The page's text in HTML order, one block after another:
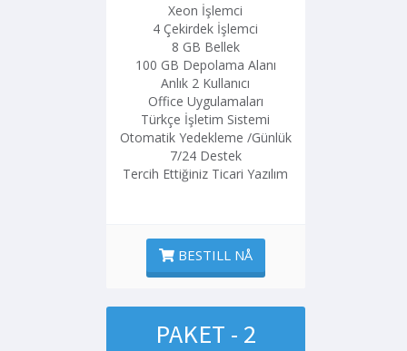
Xeon İşlemci
4 Çekirdek İşlemci
8 GB Bellek
100 GB Depolama Alanı
Anlık 2 Kullanıcı
Office Uygulamaları
Türkçe İşletim Sistemi
Otomatik Yedekleme /Günlük
7/24 Destek
Tercih Ettiğiniz Ticari Yazılım
BESTILL NÅ
PAKET - 2